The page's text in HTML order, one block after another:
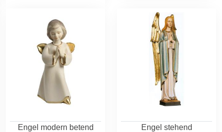
Engel modern betend
Engel stehend